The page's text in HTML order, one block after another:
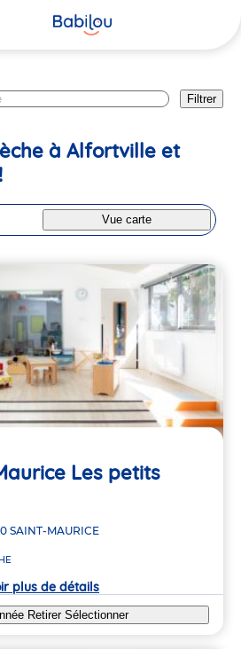
Filtrer
à Alfortville et
Vue carte
Les petits
SAINT-MAURICE
plus de détails
Retirer Sélectionner